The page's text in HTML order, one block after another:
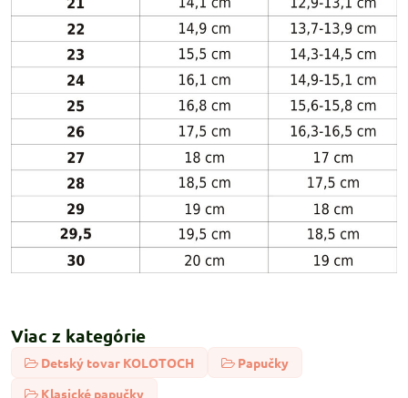
Viac z kategórie
Detský tovar KOLOTOCH
Papučky
Klasické papučky